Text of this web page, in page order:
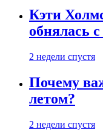
Кэти
обнялась
2 недели спустя
Почему
летом?
2 недели спустя